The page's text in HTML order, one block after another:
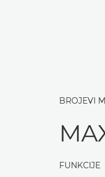
BROJEVI
FUNKCIJE